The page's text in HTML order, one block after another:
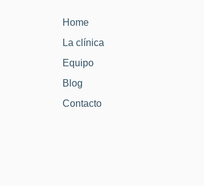
Home
La clínica
Equipo
Blog
Contacto